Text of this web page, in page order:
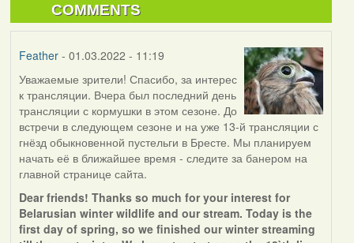
COMMENTS
Feather- 01.03.2022 - 11:19
Уважаемые зрители! Спасибо, за интерес
к трансляции. Вчера был последний день
трансляции с кормушки в этом сезоне. До
встречи в следующем сезоне и на уже 13-й трансляции с
гнёзд обыкновенной пустельги в Бресте. Мы планируем
начать её в ближайшее время - следите за банером на
главной странице сайта.
Dear friends! Thanks so much for your interest for
Belarusian winter wildlife and our stream. Today is the
first day of spring, so we finished our winter streaming